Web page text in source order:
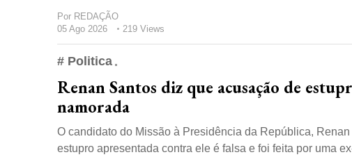
Por REDAÇÃO
05 Ago 2026
219 Views
# Politica
Renan Santos diz que acusação de
namorada
O candidato do Missão à Presidência da República,
estupro apresentada contra ele é falsa e foi feita por uma